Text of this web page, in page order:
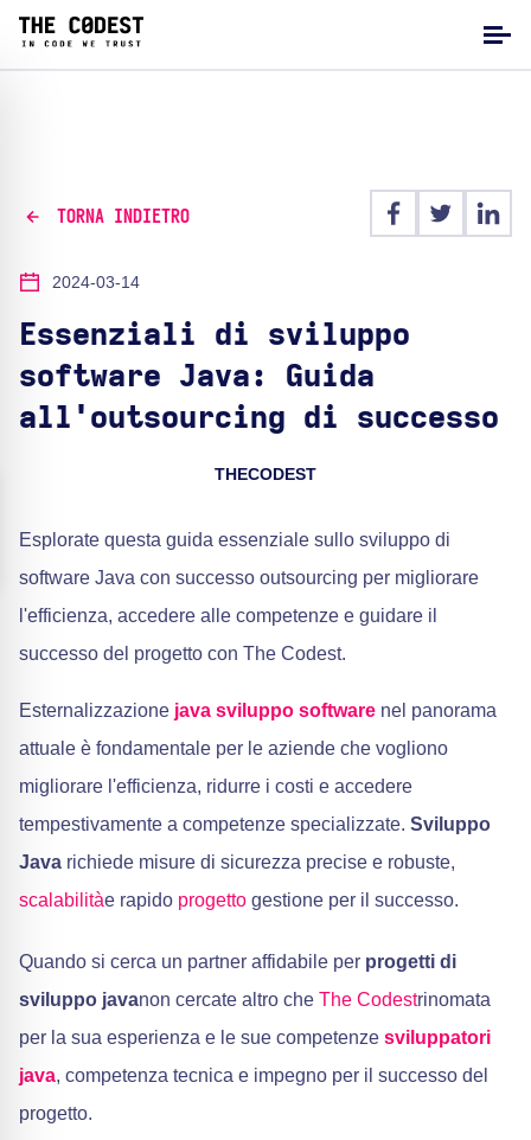
TORNA INDIETRO
2024-03-14
Essenziali di sviluppo
software Java: Guida
all'outsourcing di successo
THECODEST
Esplorate questa guida essenziale sullo sviluppo di
software Java con successo outsourcing per migliorare
l'efficienza, accedere alle competenze e guidare il
successo del progetto con The Codest.
Esternalizzazione java sviluppo software nel panorama
attuale è fondamentale per le aziende che vogliono
migliorare l'efficienza, ridurre i costi e accedere
tempestivamente a competenze specializzate. Sviluppo
Java richiede misure di sicurezza precise e robuste,
scalabilitàe rapido progetto gestione per il successo.
Quando si cerca un partner affidabile per progetti di
sviluppo javanon cercate altro che The Codestrinomata
per la sua esperienza e le sue competenze sviluppatori
java, competenza tecnica e impegno per il successo del
progetto.